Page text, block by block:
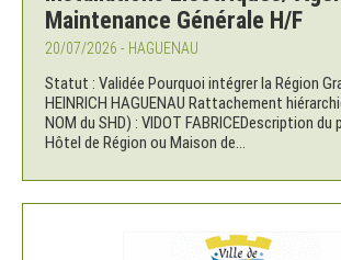
Maintenance Générale H/F
20/07/2026 - HAGUENAU
Statut : Validée Pourquoi intégrer la Région
HEINRICH HAGUENAU Rattachement
NOM du SHD) : VIDOT FABRICEDescription du
Hôtel de Région ou Maison de...